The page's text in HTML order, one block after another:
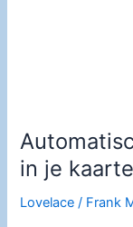
in je
Lovelace / Frank